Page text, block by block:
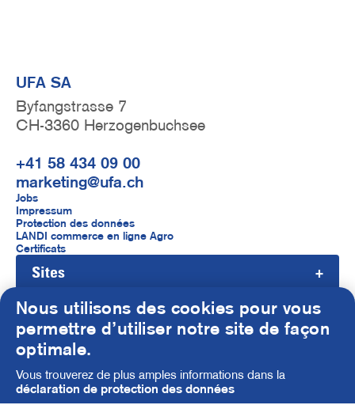
UFA SA
Byfangstrasse 7
CH-3360 Herzogenbuchsee
+41 58 434 09 00
marketing@ufa.ch
F
u
ß
e
i
l
e
Jobs
Impressum
Protection des données
LANDI commerce en ligne Agro
Certificats
Sites
S
o
c
Nous utilisons des cookies pour vous
permettre d’utiliser notre site de façon
optimale.
Vous trouverez de plus amples informations dans la
déclaration de protection des données